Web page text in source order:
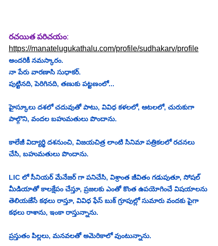
రచయిత పరిచయం:
https://manatelugukathalu.com/profile/sudhakarv/profile
అందరికీ నమస్కారం.
నా పేరు వారణాసి సుధాకర్.
పుట్టినది, పెరిగినది, తణుకు పట్టణంలో...
హైస్కూలు దశలో చదువుతో పాటు, వివిధ కళలలో, ఆటలలో, చురుకుగా
పాల్గొని, వందల బహుమతులు పొందాను.
కాలేజీ విద్యార్థి దశనుంచి, విజయచిత్ర లాంటి సినిమా పత్రికలలో రచనలు
చేసి, బహుమతులు పొందాను.
LIC లో సీనియర్ మేనేజర్ గా పనిచేసి, విశ్రాంత జీవితం గడుపుతూ, సోషల్
మీడియాతో కాలక్షేపం చేస్తూ, ప్రజలకు ఎంతో కొంత ఉపయోగించే విషయాలను
తెలియజేసే కథలు రాస్తూ, వివిధ ఫేస్ బుక్ గ్రూపుల్లో సుమారు వందకు పైగా
కథలు రాశాను, ఇంకా రాస్తున్నాను.
ప్రస్తుతం పిల్లలు, మనవలతో అమెరికాలో వుంటున్నాను.